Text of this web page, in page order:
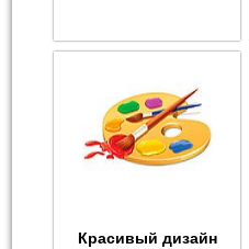
Красивый дизайн